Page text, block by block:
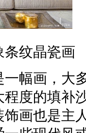
条纹晶瓷画
幅画，大
程度的填补
画也是主